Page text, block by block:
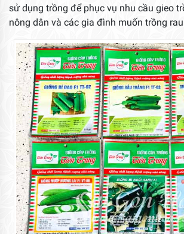
sử dụng trồng để phục vụ nhu cầu gieo
nông dân và các gia đình muốn trồng